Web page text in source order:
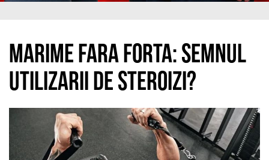
Marime fara forta: semnul
utilizarii de steroizi?